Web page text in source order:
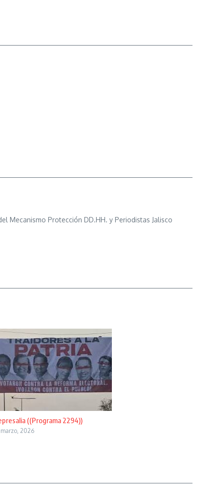
Mecanismo Protección DD.HH. y Periodistas Jalisco
((Programa 2294))
marzo, 2026